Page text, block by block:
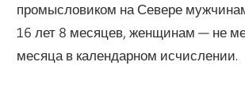
промысловиком на Севере
16 лет 8 месяцев, жен­щинам — не
месяца в календарном исчислении.